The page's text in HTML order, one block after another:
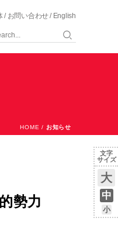
お問い合わせ English
文字
サイズ
大
中
小
HOME / お知らせ
勢力